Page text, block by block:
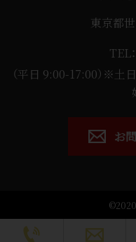
東京都
TEL
（平日 9:00-17:00）※土
お
©2020